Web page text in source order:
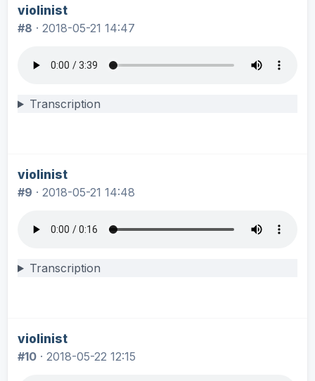
violinist
#8 · 2018-05-21 14:47
Transcription
violinist
#9 · 2018-05-21 14:48
Transcription
violinist
#10 · 2018-05-22 12:15